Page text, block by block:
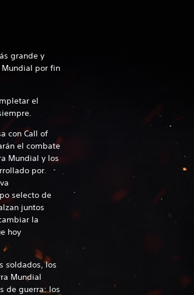
grande y
Mundial por fin
el
con Call of
el combate
Mundial y los
por
selecto de
juntos
la
hoy
soldados, los
Mundial
de guerra: los